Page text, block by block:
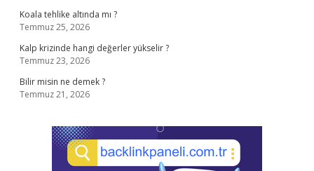
Koala tehlike altında mı ?
Temmuz 25, 2026
Kalp krizinde hangi değerler yükselir ?
Temmuz 23, 2026
Bilir misin ne demek ?
Temmuz 21, 2026